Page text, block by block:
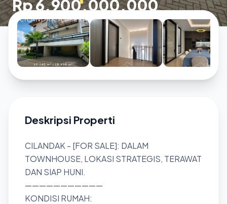
Rp 6.900.000.000
Deskripsi Properti
CILANDAK - [FOR SALE]: DALAM
TOWNHOUSE, LOKASI STRATEGIS, TERAWAT
DAN SIAP HUNI.
———————————
KONDISI RUMAH: